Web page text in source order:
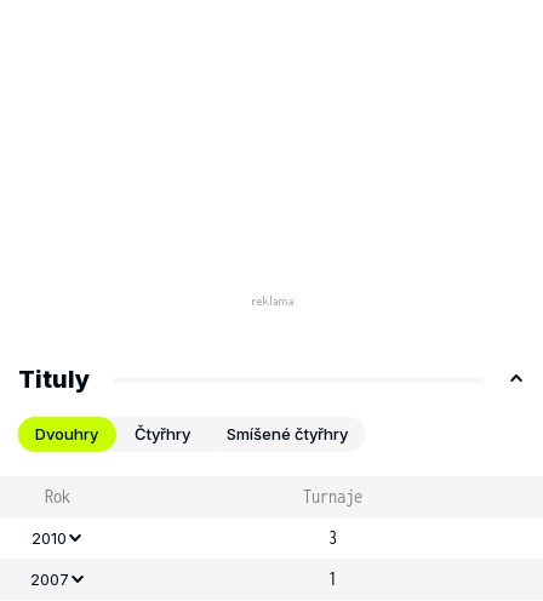
Tituly
Dvouhry Čtyřhry Smíšené čtyřhry
Rok Turnaje
2010 3
2007 1